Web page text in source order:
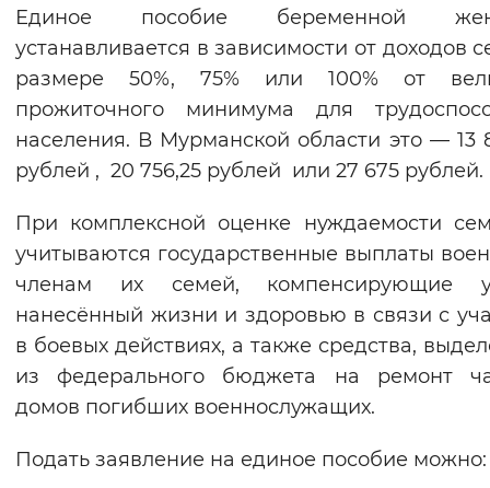
Единое пособие беременной
устанавливается в зависимости от доходов
размере 50%, 75% или 100% от
прожиточного минимума для
населения. В Мурманской области это — 13
рублей , 20 756,25 рублей или 27 675 рублей.
При комплексной оценке нуждаемости
учитываются государственные выплаты
членам их семей, компенсирующие
нанесённый жизни и здоровью в связи с
в боевых действиях, а также средства,
из федерального бюджета на ремонт
домов погибших военнослужащих.
Подать заявление на единое пособие можно: